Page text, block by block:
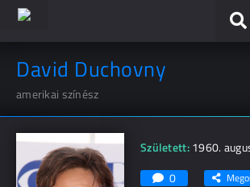
David Duchovny
amerikai színész
Született:1960.
0